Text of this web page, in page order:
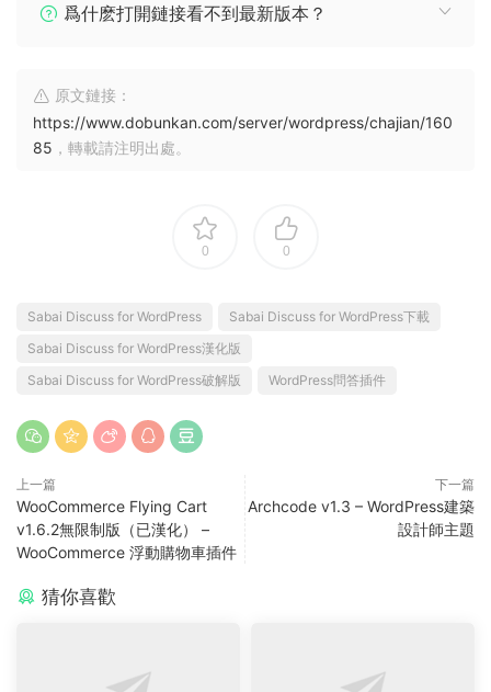
爲什麽打開鏈接看不到最新版本？
原文鏈接：
https://www.dobunkan.com/server/wordpress/chajian/160
85 ，轉載請注明出處。
0 0
Sabai Discuss for WordPress
Sabai Discuss for WordPress下載
Sabai Discuss for WordPress漢化版
Sabai Discuss for WordPress破解版
WordPress問答插件
上一篇
WooCommerce Flying Cart
v1.6.2無限制版（已漢化） –
WooCommerce 浮動購物車插件
下一篇
Archcode v1.3 – WordPress建築
設計師主題
猜你喜歡